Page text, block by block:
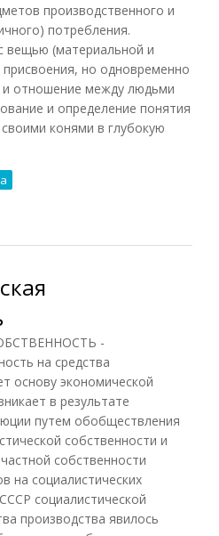
производственного и
потребления.
вещью (материальной и
но одновременно
и отношение между людьми
и определение понятия
конями в глубокую
-
на средства
основу экономической
в результате
путем обобществления
собственности и
собственности
на социалистических
социалистической
производства явилось